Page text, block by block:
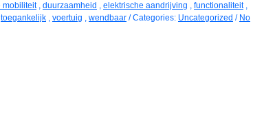
mobiliteit, duurzaamheid , elektrische aandrijving , functionaliteit,
toegankelijk , voertuig , wendbaar / Categories: Uncategorized / No